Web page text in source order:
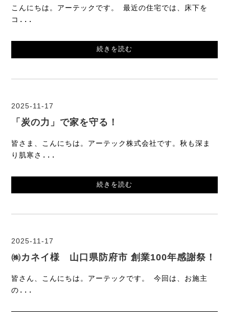
こんにちは。アーテックです。 最近の住宅では、床下を
コ...
続きを読む
2025-11-17
「炭の力」で家を守る！
皆さま、こんにちは。アーテック株式会社です。秋も深ま
り肌寒さ...
続きを読む
2025-11-17
㈱カネイ様 山口県防府市 創業100年感謝祭！
皆さん、こんにちは。アーテックです。 今回は、お施主
の...